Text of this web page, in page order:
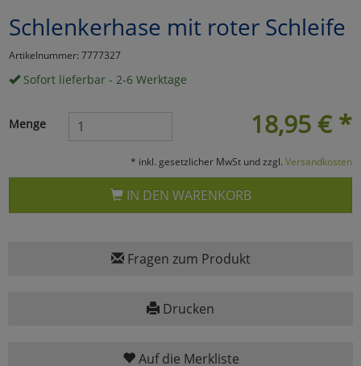
Schlenkerhase mit roter Schleife
Artikelnummer: 7777327
Sofort lieferbar - 2-6 Werktage
18,95 € *
Menge
* inkl. gesetzlicher MwSt und zzgl. Versandkosten
IN DEN WARENKORB
Fragen zum Produkt
Drucken
Auf die Merkliste
Marketing
Umfragetools
Cookies
Einstellungen speichern
zu Haupptseite